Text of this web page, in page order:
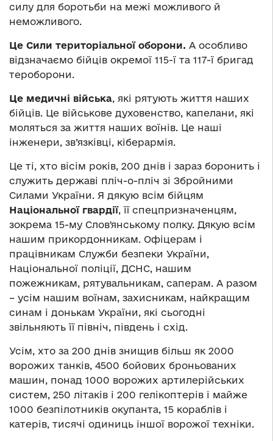
силу для боротьби на межі можливого й
неможливого.
Це Сили територіальної оборони. А особливо
відзначаємо бійців окремої 115-ї та 117-ї бригад
тероборони.
Це медичні війська, які рятують життя наших
бійців. Це військове духовенство, капелани, які
моляться за життя наших воїнів. Це наші
інженери, зв’язківці, кіберармія.
Це ті, хто вісім років, 200 днів і зараз боронить і
служить державі пліч-о-пліч зі Збройними
Силами України. Я дякую всім бійцям
Національної гвардії, її спецпризначенцям,
зокрема 15-му Словʼянському полку. Дякую всім
нашим прикордонникам. Офіцерам і
працівникам Служби безпеки України,
Національної поліції, ДСНС, нашим
пожежникам, рятувальникам, саперам. А разом
– усім нашим воїнам, захисникам, найкращим
синам і донькам України, які сьогодні
звільняють її північ, південь і схід.
Усім, хто за 200 днів знищив більш як 2000
ворожих танків, 4500 бойових броньованих
машин, понад 1000 ворожих артилерійських
систем, 250 літаків і 200 гелікоптерів і майже
1000 безпілотників окупанта, 15 кораблів і
катерів, тисячі одиниць іншої ворожої техніки.